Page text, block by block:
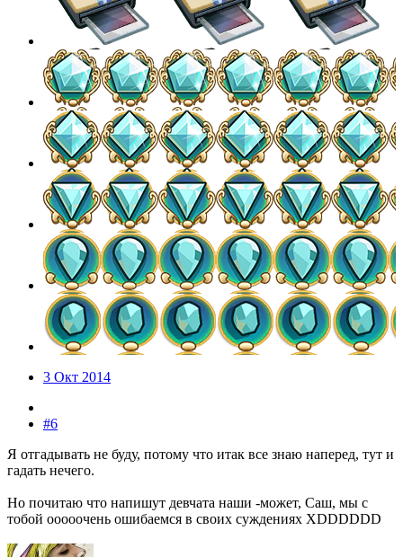
3 Окт 2014
#6
Я отгадывать не буду, потому что итак все знаю наперед, тут и
гадать нечего.
Но почитаю что напишут девчата наши -может, Саш, мы с
тобой ооооочень ошибаемся в своих суждениях XDDDDDD